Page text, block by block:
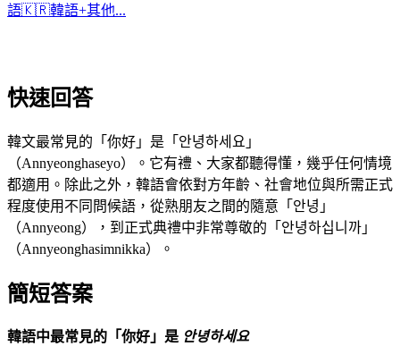
語🇰🇷韓語+其他...
快速回答
韓文最常見的「你好」是「안녕하세요」
（Annyeonghaseyo）。它有禮、大家都聽得懂，幾乎任何情境
都適用。除此之外，韓語會依對方年齡、社會地位與所需正式
程度使用不同問候語，從熟朋友之間的隨意「안녕」
（Annyeong），到正式典禮中非常尊敬的「안녕하십니까」
（Annyeonghasimnikka）。
簡短答案
韓語中最常見的「你好」是 안녕하세요